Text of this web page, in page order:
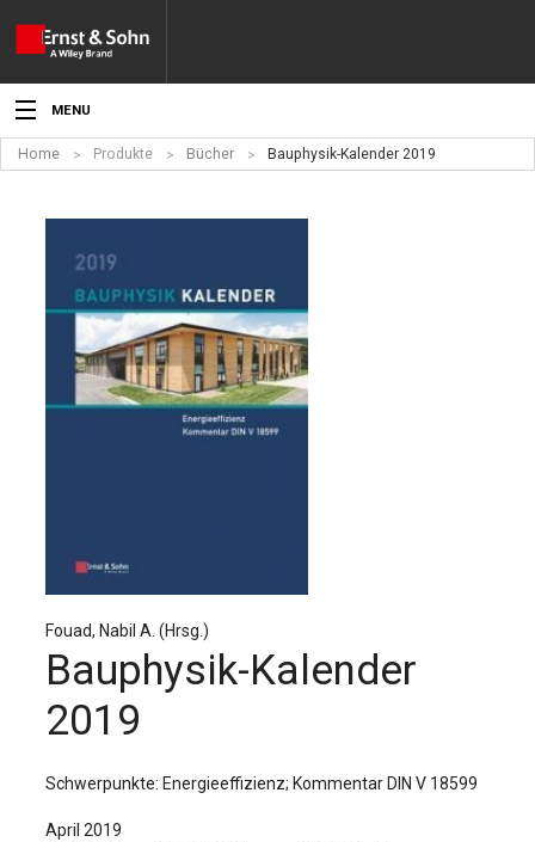
MENU
Aktuelles
Veranstaltungen
Angebote
Fachgebiete
Produkte
Verlag
Home Produkte Bücher Bauphysik-Kalender 2019
Fouad, Nabil A. (Hrsg.)
Bauphysik-Kalender
2019
Schwerpunkte: Energieeffizienz; Kommentar DIN V 18599
April 2019